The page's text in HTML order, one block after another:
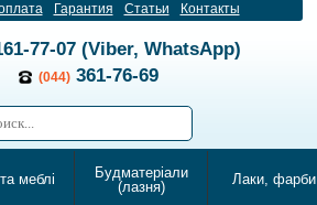
Гарантия Статьи Контакты
77-07 (Viber, WhatsApp)
(044) 361-76-69
меблі
Будматеріали
(лазня)
Лаки, фарби